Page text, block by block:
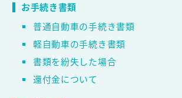
お手続き書類
普通自動車の手続き書類
軽自動車の手続き書類
書類を紛失した場合
還付金について